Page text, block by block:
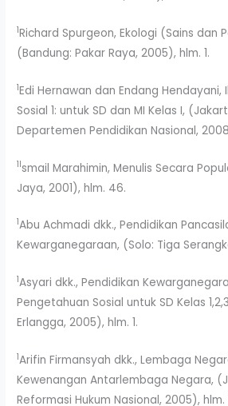
1Richard Spurgeon, Ekologi (Sains dan
(Bandung: Pakar Raya, 2005), hlm. 1.
1Edi Hernawan dan Endang Hendayani,
Sosial 1: untuk SD dan MI Kelas I,
Departemen Pendidikan Nasional,
1Ismail Marahimin, Menulis Secara
Jaya, 2001), hlm. 46.
1Abu Achmadi dkk., Pendidikan
Kewarganegaraan, (Solo: Tiga
1Asyari dkk., Pendidikan
Pengetahuan Sosial untuk SD Kelas
Erlangga, 2005), hlm. 1.
1Arifin Firmansyah dkk., Lembaga
Kewenangan Antarlembaga Negara,
Reformasi Hukum Nasional, 2005), hlm.